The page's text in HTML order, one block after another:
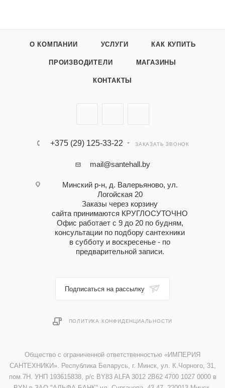
О КОМПАНИИ УСЛУГИ КАК КУПИТЬ
ПРОИЗВОДИТЕЛИ МАГАЗИНЫ
КОНТАКТЫ
+375 (29) 125-33-22 ЗАКАЗАТЬ ЗВОНОК
mail@santehall.by
Минский р-н, д. Валерьяново, ул.
Логойская 20
Заказы через корзину
сайта принимаются КРУГЛОСУТОЧНО
Офис работает с 9 до 20 по будням,
консультации по подбору сантехники
в субботу и воскресенье - по
предварительной записи.
Подписаться на рассылку
ПОЛИТИКА КОНФИДЕНЦИАЛЬНОСТИ
Общество с ограниченной ответственностью «ИМПЕРИЯ
САНТЕХНИКИ». Республика Беларусь, г. Минск, ул. К.Чорного, 31,
пом.7Н. УНП 193615838, р/с BY83 ALFA 3012 2B62 4700 1027 0000 в